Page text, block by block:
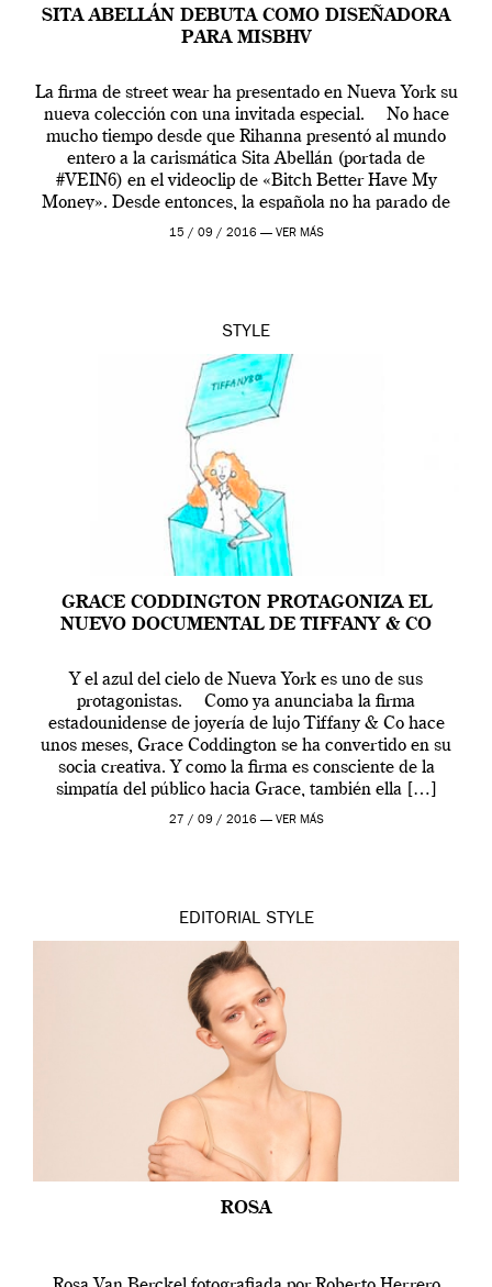
SITA ABELLÁN DEBUTA COMO DISEÑADORA
PARA MISBHV
La firma de street wear ha presentado en Nueva York su
nueva colección con una invitada especial. No hace
mucho tiempo desde que Rihanna presentó al mundo
entero a la carismática Sita Abellán (portada de
#VEIN6) en el videoclip de «Bitch Better Have My
Money». Desde entonces, la española no ha parado de
crecer internacionalmente y […]
15 / 09 / 2016 — VER MÁS
STYLE
GRACE CODDINGTON PROTAGONIZA EL
NUEVO DOCUMENTAL DE TIFFANY & CO
Y el azul del cielo de Nueva York es uno de sus
protagonistas. Como ya anunciaba la firma
estadounidense de joyería de lujo Tiffany & Co hace
unos meses, Grace Coddington se ha convertido en su
socia creativa. Y como la firma es consciente de la
simpatía del público hacia Grace, también ella […]
27 / 09 / 2016 — VER MÁS
EDITORIAL STYLE
ROSA